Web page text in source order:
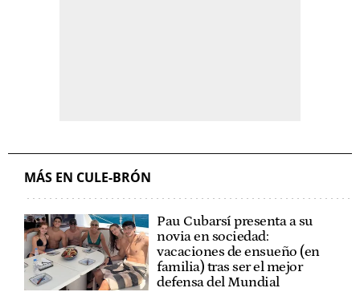
MÁS EN CULE-BRÓN
Pau Cubarsí presenta a su
novia en sociedad:
vacaciones de ensueño (en
familia) tras ser el mejor
defensa del Mundial